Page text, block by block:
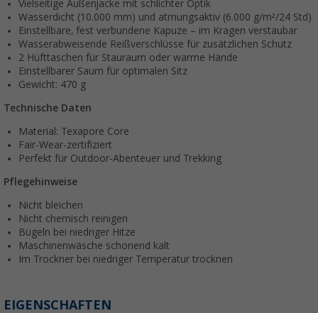
Vielseitige Außenjacke mit schlichter Optik
Wasserdicht (10.000 mm) und atmungsaktiv (6.000 g/m²/24 Std)
Einstellbare, fest verbundene Kapuze – im Kragen verstaubar
Wasserabweisende Reißverschlüsse für zusätzlichen Schutz
2 Hüfttaschen für Stauraum oder warme Hände
Einstellbarer Saum für optimalen Sitz
Gewicht: 470 g
Technische Daten
Material: Texapore Core
Fair-Wear-zertifiziert
Perfekt für Outdoor-Abenteuer und Trekking
Pflegehinweise
Nicht bleichen
Nicht chemisch reinigen
Bügeln bei niedriger Hitze
Maschinenwäsche schonend kalt
Im Trockner bei niedriger Temperatur trocknen
EIGENSCHAFTEN